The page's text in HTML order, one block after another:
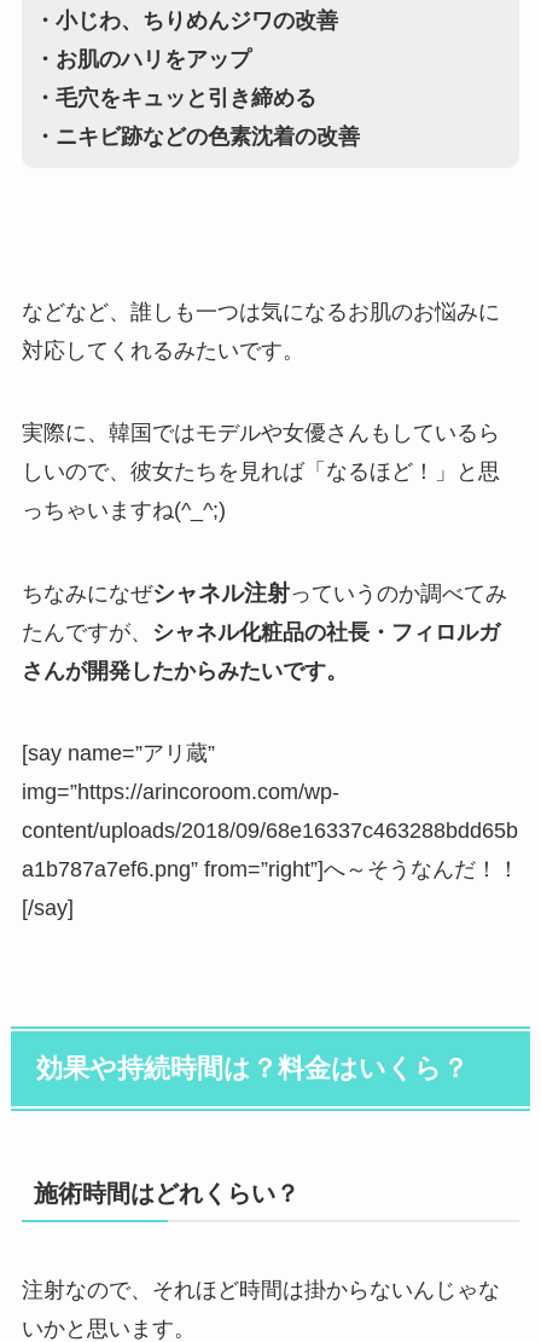
・小じわ、ちりめんジワの改善
・お肌のハリをアップ
・毛穴をキュッと引き締める
・ニキビ跡などの色素沈着の改善
などなど、誰しも一つは気になるお肌のお悩みに
対応してくれるみたいです。
実際に、韓国ではモデルや女優さんもしているら
しいので、彼女たちを見れば「なるほど！」と思
っちゃいますね(^_^;)
ちなみになぜシャネル注射っていうのか調べてみ
たんですが、
シャネル化粧品の社長・フィロルガ
さんが開発したからみたいです。
[say name=”アリ蔵”
img=”https://arincoroom.com/wp-
content/uploads/2018/09/68e16337c463288bdd65b
a1b787a7ef6.png” from=”right”]へ～そうなんだ！！
[/say]
効果や持続時間は？料金はいくら？
施術時間はどれくらい？
注射なので、それほど時間は掛からないんじゃな
いかと思います。